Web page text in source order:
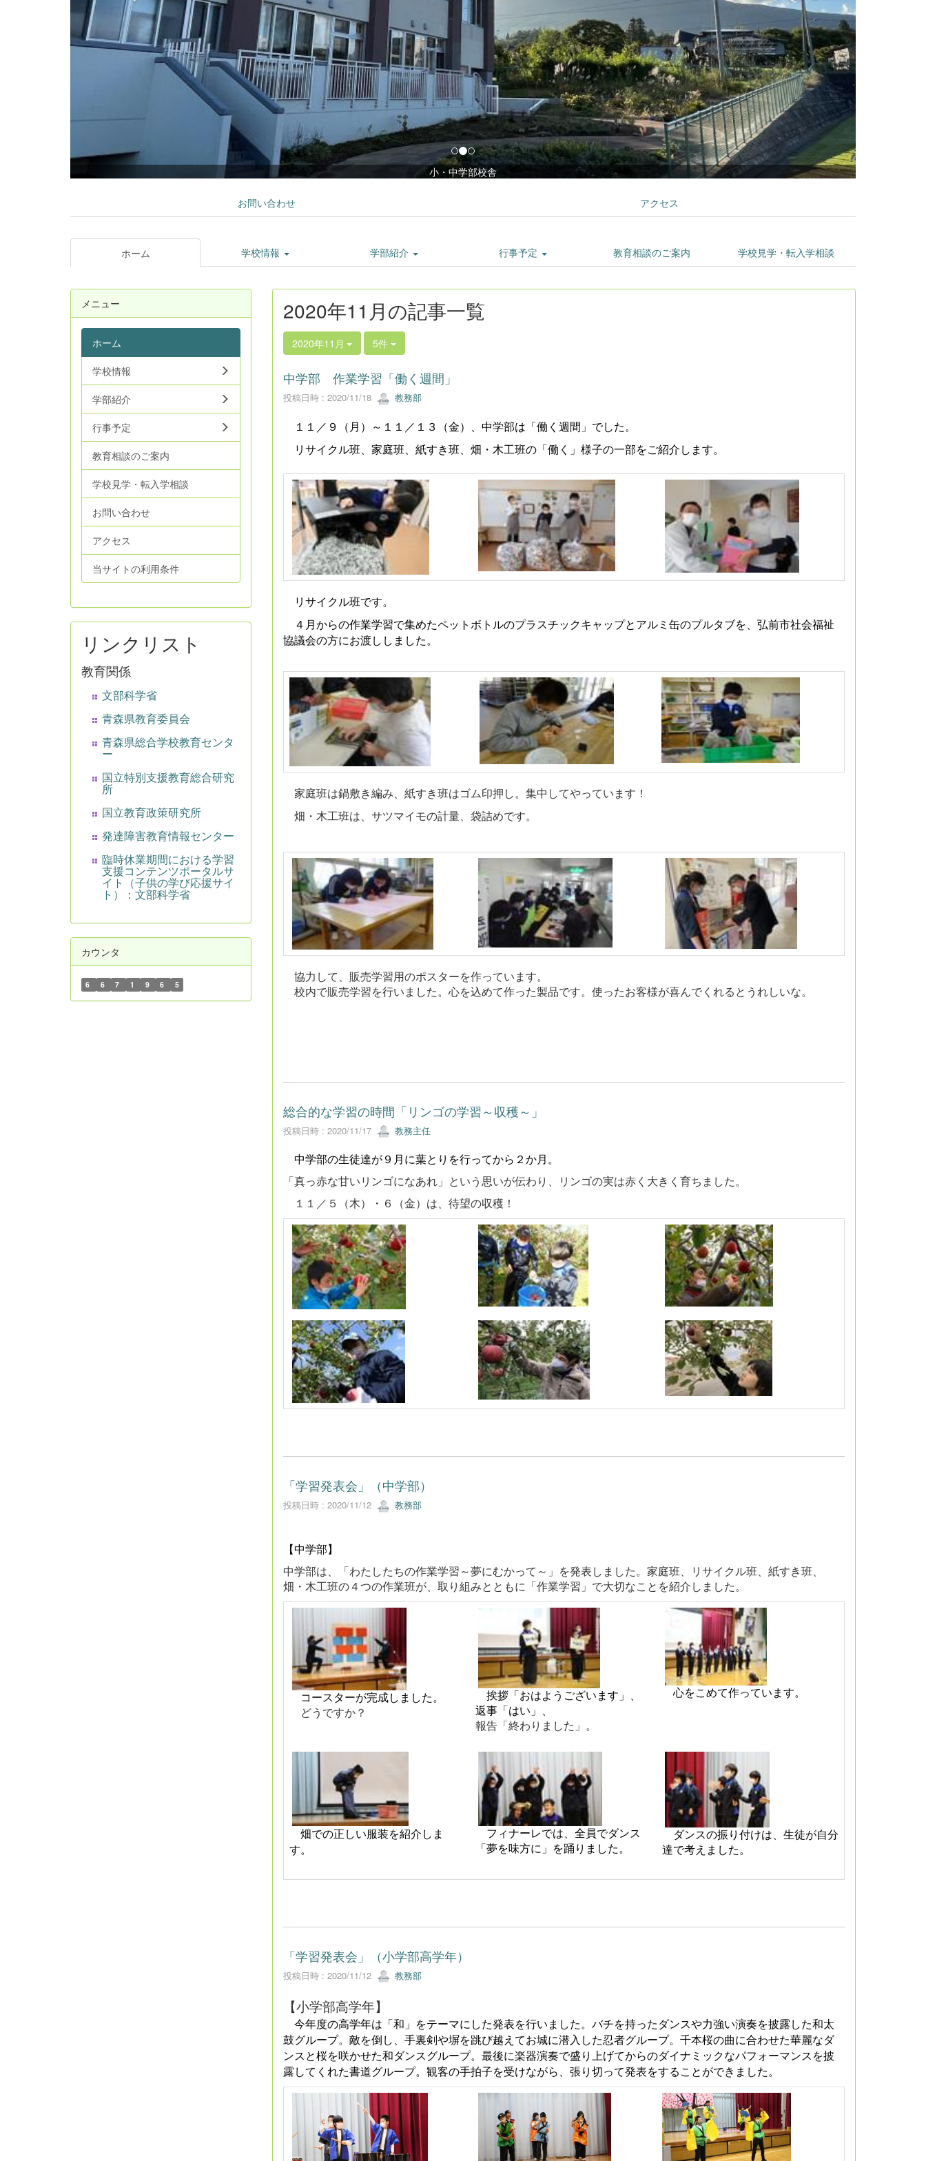
小・中学部校舎
お問い合わせ アクセス
ホーム 学校情報 学部紹介 行事予定 教育相談のご案内 学校見学・転入学相談
2020年11月の記事一覧
2020年11月 5件
中学部 作業学習「働く週間」
投稿日時 : 2020/11/18 教務部
１１／９（月）～１１／１３（金）、中学部は「働く週間」でした。
リサイクル班、家庭班、紙すき班、畑・木工班の「働く」様子の一部をご紹介します。
リサイクル班です。
４月からの作業学習で集めたペットボトルのプラスチックキャップとアルミ缶のプルタブを、弘前市社会福祉
協議会の方にお渡ししました。
家庭班は鍋敷き編み、紙すき班はゴム印押し。 集中してやっています！
畑・木工班は、サツマイモの計量、袋詰めです。
協力して、販売学習用のポスターを作っています。
校内で販売学習を行いました。心を込めて作った製品です。使ったお客様が喜んでくれるとうれしいな。
総合的な学習の時間「リンゴの学習～収穫～」
投稿日時 : 2020/11/17 教務主任
中学部の生徒達が９月に葉とりを行ってから２か月。
「真っ赤な甘いリンゴになあれ」という思いが伝わり、リンゴの実は赤く大きく育ちました。
１１／５（木）・６（金）は、待望の収穫！
「学習発表会」（中学部）
投稿日時 : 2020/11/12 教務部
【中学部】
中学部は、「わたしたちの作業学習～夢にむかって～」を発表しました。家庭班、リサイクル班、紙すき班、
畑・木工班の４つの作業班が、取り組みとともに「作業学習」で大切なことを紹介しました。
コースターが完成しました。
どうですか？
挨拶「おはようございます」、
返事「はい」、
報告「終わりました」。
心をこめて作っています。
畑での正しい服装を紹介しま
す。
フィナーレでは、全員でダンス
「夢を味方に」を踊りました。
ダンスの振り付けは、生徒が自分
達で考えました。
「学習発表会」（小学部高学年）
投稿日時 : 2020/11/12 教務部
【小学部高学年】
今年度の高学年は「和」をテーマにした発表を行いました。バチを持ったダンスや力強い演奏を披露した和太
鼓グループ。敵を倒し、手裏剣や塀を跳び越えてお城に潜入した忍者グループ。千本桜の曲に合わせた華麗なダ
ンスと桜を咲かせた和ダンスグループ。最後に楽器演奏で盛り上げてからのダイナミックなパフォーマンスを披
露してくれた書道グループ。観客の手拍子を受けながら、張り切って発表をすることができました。
メニュー
ホーム
学校情報
学部紹介
行事予定
教育相談のご案内
学校見学・転入学相談
お問い合わせ
アクセス
当サイトの利用条件
リンクリスト
教育関係
文部科学省
青森県教育委員会
青森県総合学校教育センタ
ー
国立特別支援教育総合研究
所
国立教育政策研究所
発達障害教育情報センター
臨時休業期間における学習
支援コンテンツポータルサ
イト（子供の学び応援サイ
ト）：文部科学省
カウンタ
6 6 7 1 9 6 5